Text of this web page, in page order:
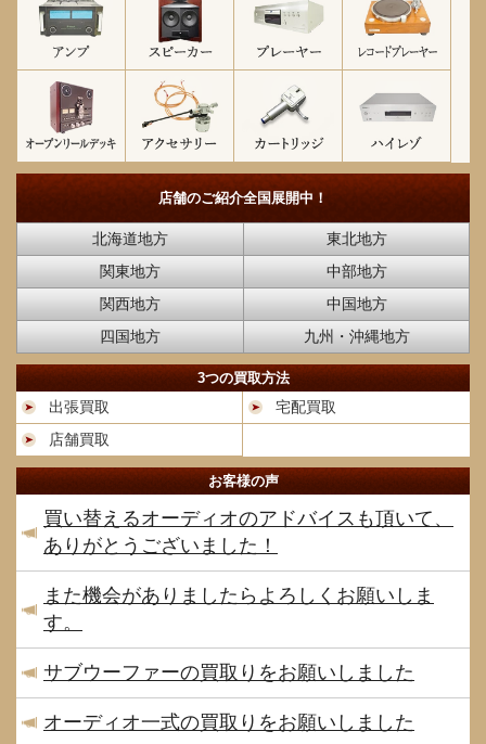
店舗のご紹介全国展開中！
北海道地方
東北地方
関東地方
中部地方
関西地方
中国地方
四国地方
九州・沖縄地方
3つの買取方法
出張買取
宅配買取
店舗買取
お客様の声
買い替えるオーディオのアドバイスも頂いて、
ありがとうございました！
また機会がありましたらよろしくお願いしま
す。
サブウーファーの買取りをお願いしました
オーディオ一式の買取りをお願いしました